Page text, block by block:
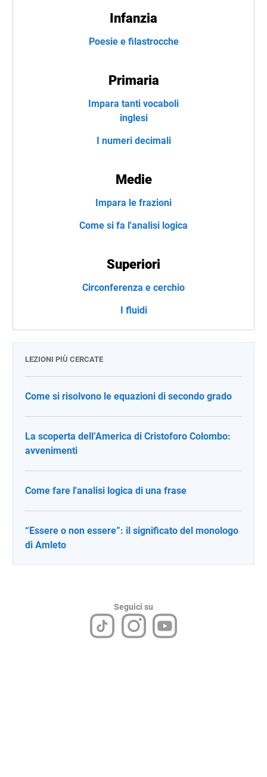
Infanzia
Poesie e filastrocche
Primaria
Impara tanti vocaboli
inglesi
I numeri decimali
Medie
Impara le frazioni
Come si fa l'analisi logica
Superiori
Circonferenza e cerchio
I fluidi
LEZIONI PIÙ CERCATE
Come si risolvono le equazioni di secondo grado
La scoperta dell’America di Cristoforo Colombo:
avvenimenti
Come fare l'analisi logica di una frase
“Essere o non essere”: il significato del monologo
di Amleto
Seguici su